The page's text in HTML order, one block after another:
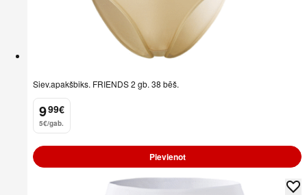
Siev.apakšbiks. FRIENDS 2 gb. 38 bēš.
9
. 99€
5€/gab.
Pievienot